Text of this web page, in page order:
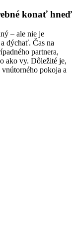
konať hneď
– ale nie je
dýchať. Čas na
partnera,
ako vy. Dôležité je,
pokoja a